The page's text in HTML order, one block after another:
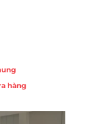
hàng